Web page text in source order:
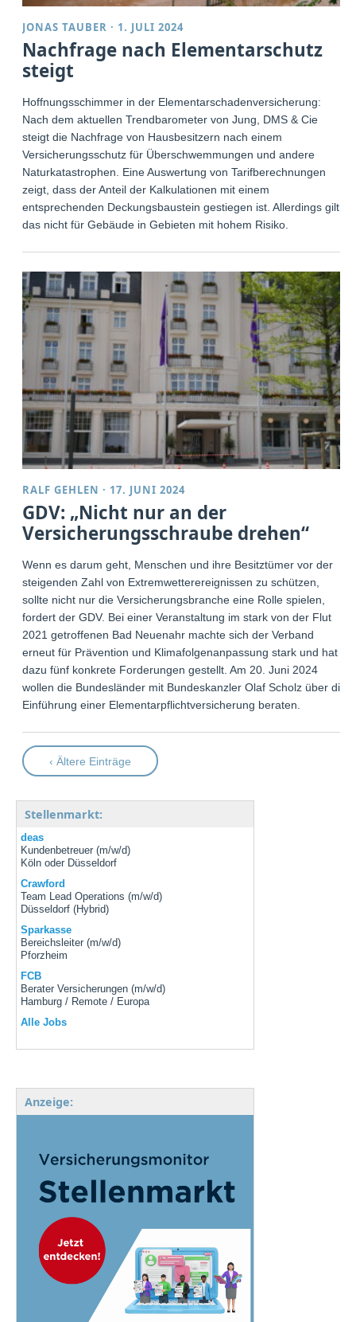
JONAS TAUBER · 1. JULI 2024
Nachfrage nach Elementarschutz
steigt
Hoffnungsschimmer in der Elementarschadenversicherung:
Nach dem aktuellen Trendbarometer von Jung, DMS & Cie
steigt die Nachfrage von Hausbesitzern nach einem
Versicherungsschutz für Überschwemmungen und andere
Naturkatastrophen. Eine Auswertung von Tarifberechnungen
zeigt, dass der Anteil der Kalkulationen mit einem
entsprechenden Deckungsbaustein gestiegen ist. Allerdings gilt
das nicht für Gebäude in Gebieten mit hohem Risiko.
RALF GEHLEN · 17. JUNI 2024
GDV: „Nicht nur an der
Versicherungsschraube drehen“
Wenn es darum geht, Menschen und ihre Besitztümer vor der
steigenden Zahl von Extremwetterereignissen zu schützen,
sollte nicht nur die Versicherungsbranche eine Rolle spielen,
fordert der GDV. Bei einer Veranstaltung im stark von der Flut
2021 getroffenen Bad Neuenahr machte sich der Verband
erneut für Prävention und Klimafolgenanpassung stark und hat
dazu fünf konkrete Forderungen gestellt. Am 20. Juni 2024
wollen die Bundesländer mit Bundeskanzler Olaf Scholz über die
Einführung einer Elementarpflichtversicherung beraten.
‹ Ältere Einträge
Stellenmarkt:
deas
Kundenbetreuer (m/w/d)
Köln oder Düsseldorf
Crawford
Team Lead Operations (m/w/d)
Düsseldorf (Hybrid)
Sparkasse
Bereichsleiter (m/w/d)
Pforzheim
FCB
Berater Versicherungen (m/w/d)
Hamburg / Remote / Europa
Alle Jobs
Anzeige: